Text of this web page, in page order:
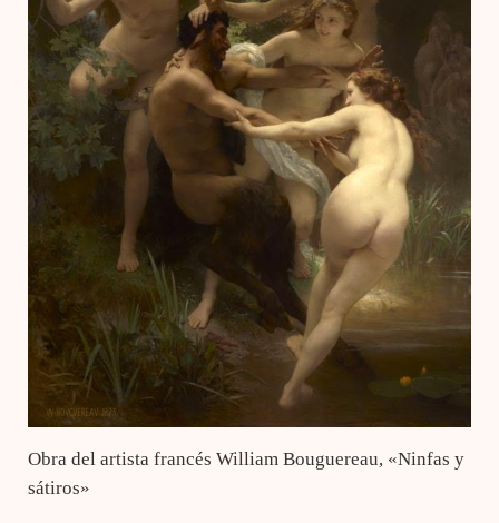
Obra del artista francés William Bouguereau, «Ninfas y
sátiros»